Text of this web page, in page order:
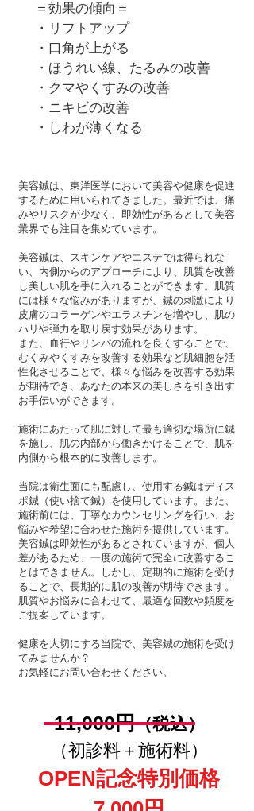
＝効果の傾向＝
・リフトアップ
・口角が上がる
・ほうれい線、たるみの改善
・クマやくすみの改善
・ニキビの改善
・しわが薄くなる
美容鍼は、東洋医学において美容や健康を促進
するために用いられてきました。最近では、痛
みやリスクが少なく、即効性があるとして美容
業界でも注目を集めています。
美容鍼は、スキンケアやエステでは得られな
い、内側からのアプローチにより、肌質を改善
し美しい肌を手に入れることができます。肌質
には様々な悩みがありますが、鍼の刺激により
皮膚のコラーゲンやエラスチンを増やし、肌の
ハリや弾力を取り戻す効果があります。
また、血行やリンパの流れを良くすることで、
むくみやくすみを改善する効果など肌細胞を活
性化させることで、様々な悩みを改善する効果
が期待でき、あなたの本来の美しさを引き出す
お手伝いができます。
施術にあたって肌に対して最も適切な場所に鍼
を施し、肌の内部から働きかけることで、肌を
内側から根本的に改善します。
当院は衛生面にも配慮し、使用する鍼はディス
ポ鍼（使い捨て鍼）を使用しています。また、
施術前には、丁寧なカウンセリングを行い、お
悩みや希望に合わせた施術を提供しています。
美容鍼は即効性があるとされていますが、個人
差があるため、一度の施術で完全に改善するこ
とはできません。しかし、定期的に施術を受け
ることで、長期的に肌の改善が期待できます。
肌質やお悩みに合わせて、最適な回数や頻度を
ご提案しています。
健康を大切にする当院で、美容鍼の施術を受け
てみませんか？
お気軽にお問い合わせください。
11,000​円（税込）
（初診料＋施術料）
OPEN記念特別価格